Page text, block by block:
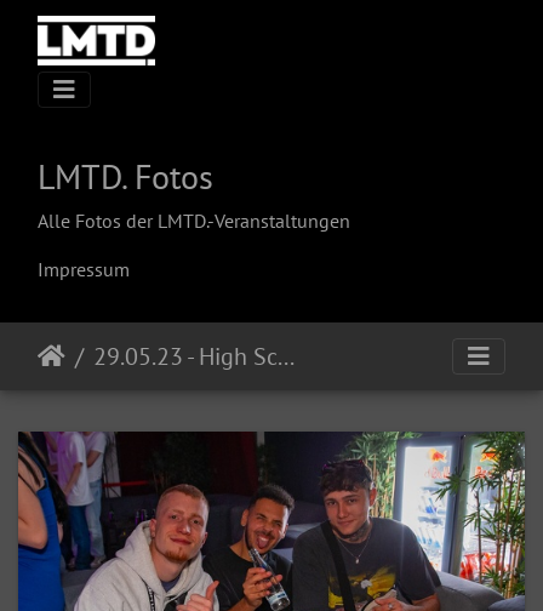
LMTD. Fotos
Alle Fotos der LMTD.-Veranstaltungen
Impressum
29.05.23 - High School Invasion @ Cocomo